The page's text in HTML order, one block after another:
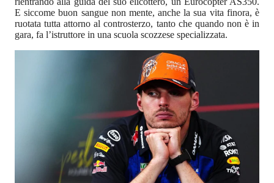
E siccome buon sangue non mente, anche la sua vita finora, è
ruotata tutta attorno al controsterzo, tanto che quando non è in
gara, fa l’istruttore in una scuola scozzese specializzata.